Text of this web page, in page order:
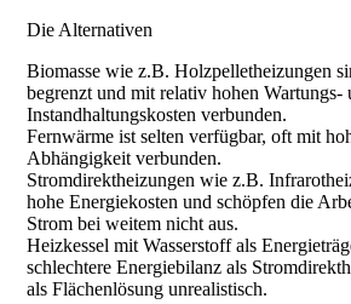
Die Alternativen
Biomasse wie z.B. Holzpelletheizungen
begrenzt und mit relativ hohen Wartungs-
Instandhaltungskosten verbunden.
Fernwärme ist selten verfügbar, oft mit
Abhängigkeit verbunden.
Stromdirektheizungen wie z.B.
hohe Energiekosten und schöpfen die
Strom bei weitem nicht aus.
Heizkessel mit Wasserstoff als
schlechtere Energiebilanz als
als Flächenlösung unrealistisch.